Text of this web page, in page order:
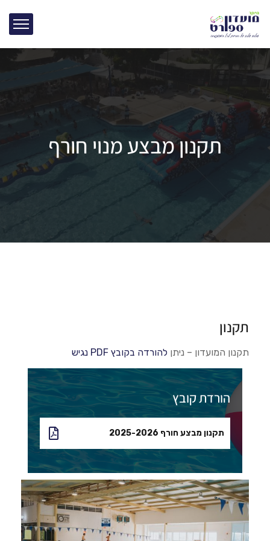
תקנון מבצע מנוי חורף
תקנון
תקנון המועדון – ניתן להורדה בקובץ PDF נגיש
הורדת קובץ
תקנון מבצע חורף 2025-2026